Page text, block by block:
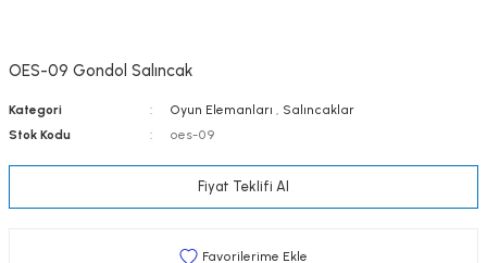
OES-09 Gondol Salıncak
Kategori Oyun Elemanları
Salıncaklar
Stok Kodu
oes-09
Fiyat Teklifi Al